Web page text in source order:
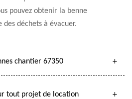
pouvez obtenir la benne
déchets à évacuer.
chantier 67350
tout projet de location